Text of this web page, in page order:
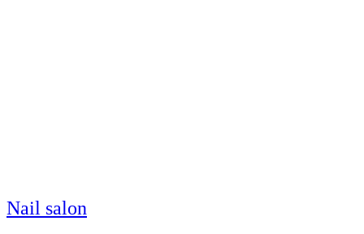
Nail salon